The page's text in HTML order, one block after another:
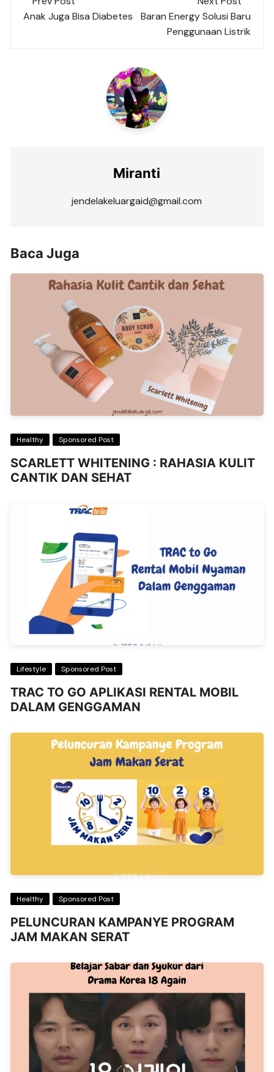
navigation
Anak Juga Bisa Diabetes
Baran Energy Solusi Baru
Penggunaan Listrik
Miranti
jendelakeluargaid@gmail.com
Baca Juga
Healthy Sponsored Post
SCARLETT WHITENING : RAHASIA KULIT
CANTIK DAN SEHAT
Lifestyle Sponsored Post
TRAC TO GO APLIKASI RENTAL MOBIL
DALAM GENGGAMAN
Healthy Sponsored Post
PELUNCURAN KAMPANYE PROGRAM
JAM MAKAN SERAT